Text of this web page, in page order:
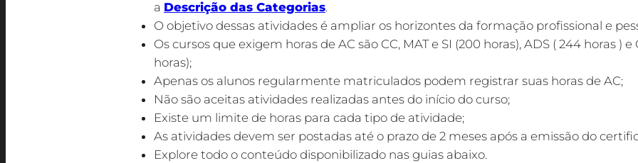
a Descrição das Categorias.
O objetivo dessas atividades é ampliar os horizontes da formação profissional e
Os cursos que exigem horas de AC são CC, MAT e SI (200 horas), ADS ( 244 horas )
horas);
Apenas os alunos regularmente matriculados podem registrar suas horas de AC;
Não são aceitas atividades realizadas antes do início do curso;
Existe um limite de horas para cada tipo de atividade;
As atividades devem ser postadas até o prazo de 2 meses após a emissão do
Explore todo o conteúdo disponibilizado nas guias abaixo.